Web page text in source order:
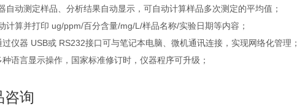
自动测定样品、分析结果自动显示，可自动计算样品多次测定的平均值；
计算并打印 ug/ppm/百分含量/mg/L/样品名称/实验日期等内容；
仪器 USB或 RS232接口可与笔记本电脑、微机通讯连接，实现网络化管理；
语言显示操作，国家标准修订时，仪器程序可升级；
咨询